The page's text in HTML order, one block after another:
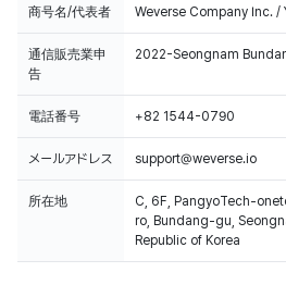
商号名/代表者 Weverse Company Inc. /
通信販売業申
告
2022-Seongnam
電話番号 +82 1544-0790
メールアドレス support@weverse.io
所在地
C, 6F, PangyoTech-
ro, Bundang-gu,
Republic of Korea